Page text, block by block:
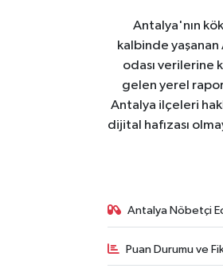
Antalya'nın
kalbinde
odası verilerine
gelen yerel
Antalya ilçeleri
dijital hafızası
Antalya Nöbetçi
Puan Durumu ve